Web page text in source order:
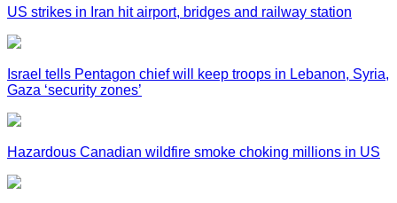
US strikes in Iran hit airport, bridges and railway station
Israel tells Pentagon chief will keep troops in Lebanon, Syria,
Gaza ‘security zones’
Hazardous Canadian wildfire smoke choking millions in US